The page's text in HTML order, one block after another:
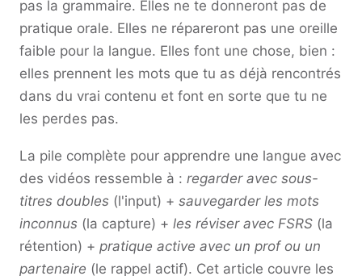
pas la grammaire. Elles ne te donneront pas de
pratique orale. Elles ne répareront pas une oreille
faible pour la langue. Elles font une chose, bien :
elles prennent les mots que tu as déjà rencontrés
dans du vrai contenu et font en sorte que tu ne
les perdes pas.
La pile complète pour apprendre une langue avec
des vidéos ressemble à : regarder avec sous-
titres doubles (l'input) + sauvegarder les mots
inconnus (la capture) + les réviser avec FSRS (la
rétention) + pratique active avec un prof ou un
partenaire (le rappel actif). Cet article couvre les